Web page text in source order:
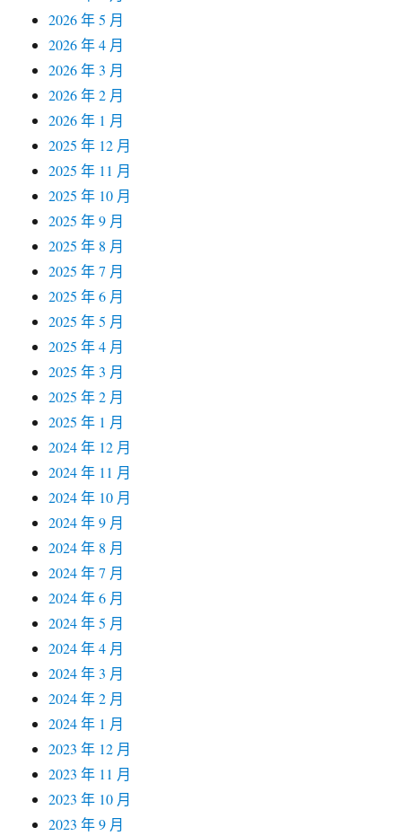
2026 年 5 月
2026 年 4 月
2026 年 3 月
2026 年 2 月
2026 年 1 月
2025 年 12 月
2025 年 11 月
2025 年 10 月
2025 年 9 月
2025 年 8 月
2025 年 7 月
2025 年 6 月
2025 年 5 月
2025 年 4 月
2025 年 3 月
2025 年 2 月
2025 年 1 月
2024 年 12 月
2024 年 11 月
2024 年 10 月
2024 年 9 月
2024 年 8 月
2024 年 7 月
2024 年 6 月
2024 年 5 月
2024 年 4 月
2024 年 3 月
2024 年 2 月
2024 年 1 月
2023 年 12 月
2023 年 11 月
2023 年 10 月
2023 年 9 月